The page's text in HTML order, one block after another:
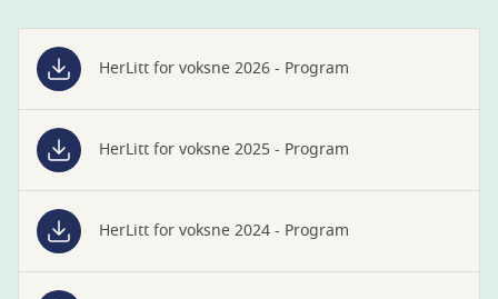
HerLitt for voksne 2026 - Program
HerLitt for voksne 2025 - Program
HerLitt for voksne 2024 - Program